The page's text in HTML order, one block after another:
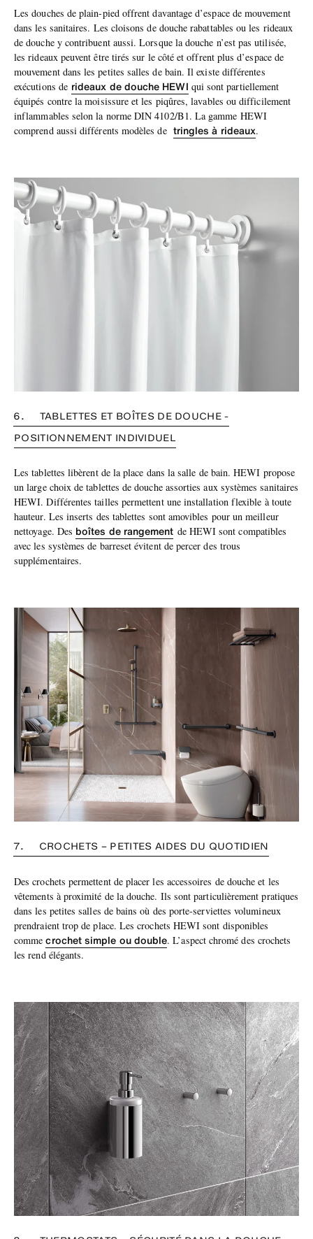
Les douches de plain-pied offrent davantage d’espace de mouvement
dans les sanitaires. Les cloisons de douche rabattables ou les rideaux
de douche y contribuent aussi. Lorsque la douche n’est pas utilisée,
les rideaux peuvent être tirés sur le côté et offrent plus d’espace de
mouvement dans les petites salles de bain. Il existe différentes
exécutions de rideaux de douche HEWI qui sont partiellement
équipés contre la moisissure et les piqûres, lavables ou difficilement
inflammables selon la norme DIN 4102/B1. La gamme HEWI
comprend aussi différents modèles de tringles à rideaux.
6. TABLETTES ET BOÎTES DE DOUCHE -
POSITIONNEMENT INDIVIDUEL
Les tablettes libèrent de la place dans la salle de bain. HEWI propose
un large choix de tablettes de douche assorties aux systèmes sanitaires
HEWI. Différentes tailles permettent une installation flexible à toute
hauteur. Les inserts des tablettes sont amovibles pour un meilleur
nettoyage. Des boîtes de rangement de HEWI sont compatibles
avec les systèmes de barreset évitent de percer des trous
supplémentaires.
7. CROCHETS – PETITES AIDES DU QUOTIDIEN
Des crochets permettent de placer les accessoires de douche et les
vêtements à proximité de la douche. Ils sont particulièrement pratiques
dans les petites salles de bains où des porte-serviettes volumineux
prendraient trop de place. Les crochets HEWI sont disponibles
commecrochet simple ou double. L’aspect chromé des crochets
les rend élégants.